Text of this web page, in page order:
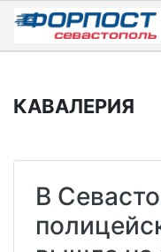
Skip
content
КАВАЛЕРИЯ
В